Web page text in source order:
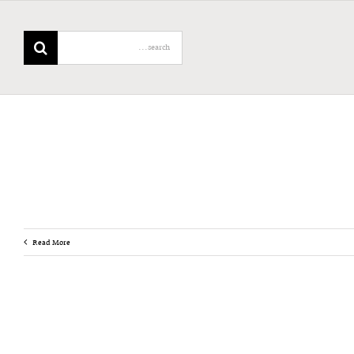
Search
for:
Read More